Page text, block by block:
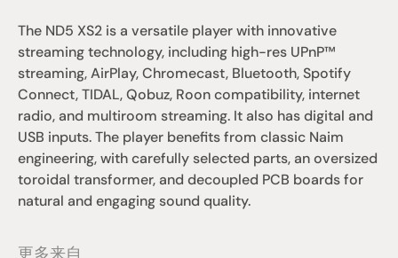
The ND5 XS2 is a versatile player with innovative
streaming technology, including high-res UPnP™
streaming, AirPlay, Chromecast, Bluetooth, Spotify
Connect, TIDAL, Qobuz, Roon compatibility, internet
radio, and multiroom streaming. It also has digital and
USB inputs. The player benefits from classic Naim
engineering, with carefully selected parts, an oversized
toroidal transformer, and decoupled PCB boards for
natural and engaging sound quality.
更多来自